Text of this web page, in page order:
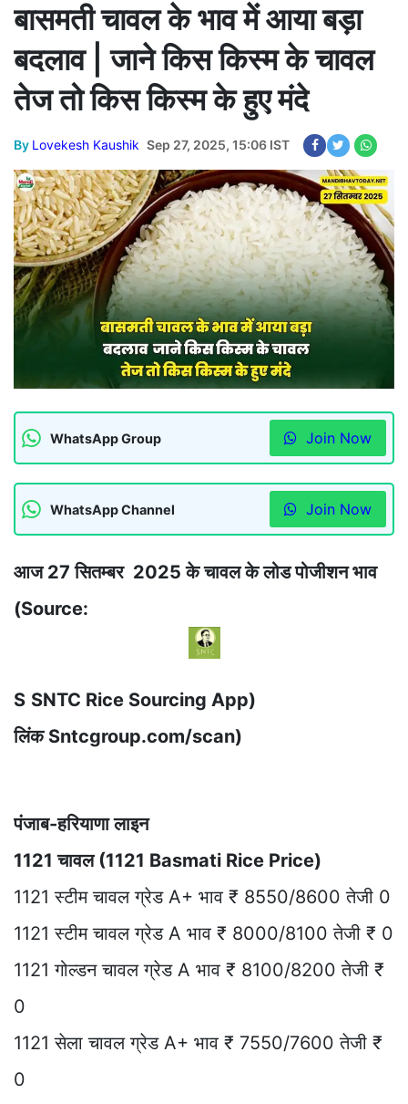
बासमती चावल के भाव में आया बड़ा
बदलाव | जाने किस किस्म के चावल
तेज तो किस किस्म के हुए मंदे
By Lovekesh Kaushik Sep 27, 2025, 15:06 IST
WhatsApp Group Join Now
WhatsApp Channel Join Now
आज 27 सितम्बर 2025 के चावल के लोड पोजीशन भाव
(Source:
S SNTC Rice Sourcing App)
लिंक Sntcgroup.com/scan)
पंजाब-हरियाणा लाइन
1121 चावल (1121 Basmati Rice Price)
1121 स्टीम चावल ग्रेड A+ भाव ₹ 8550/8600 तेजी 0
1121 स्टीम चावल ग्रेड A भाव ₹ 8000/8100 तेजी ₹ 0
1121 गोल्डन चावल ग्रेड A भाव ₹ 8100/8200 तेजी ₹
0
1121 सेला चावल ग्रेड A+ भाव ₹ 7550/7600 तेजी ₹
0